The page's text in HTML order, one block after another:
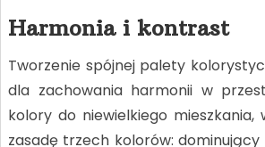
Harmonia i kontrast
Tworzenie spójnej palety
dla zachowania harmonii w
kolory do niewielkiego mieszkania,
zasadę trzech kolorów: